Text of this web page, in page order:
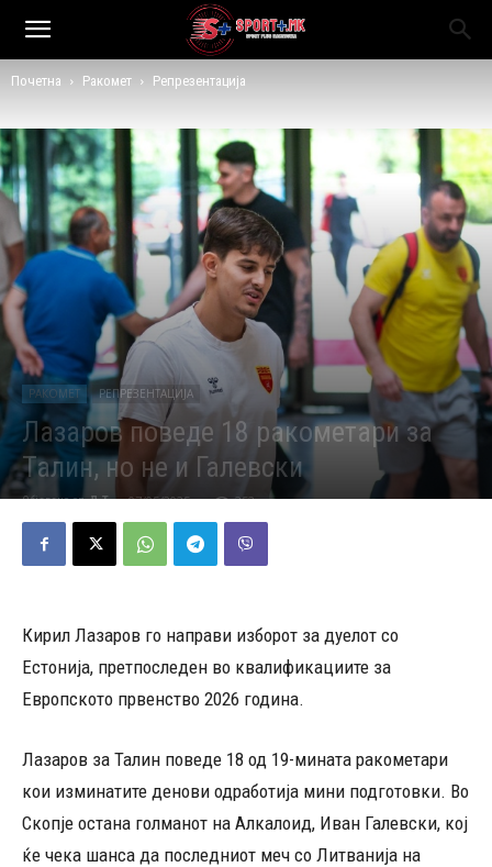
Почетна Ракомет Репрезентација
РАКОМЕТ РЕПРЕЗЕНТАЦИЈА
Лазаров поведе 18 ракометари за
Талин, но не и Галевски
Објавено од Д.Т. - 07/05/2025 252
Кирил Лазаров го направи изборот за дуелот со
Естонија, претпоследен во квалификациите за
Европското првенство 2026 година.
Лазаров за Талин поведе 18 од 19-мината ракометари
кои изминатите денови одработија мини подготовки. Во
Скопје остана голманот на Алкалоид, Иван Галевски, кој
ќе чека шанса да последниот меч со Литванија на